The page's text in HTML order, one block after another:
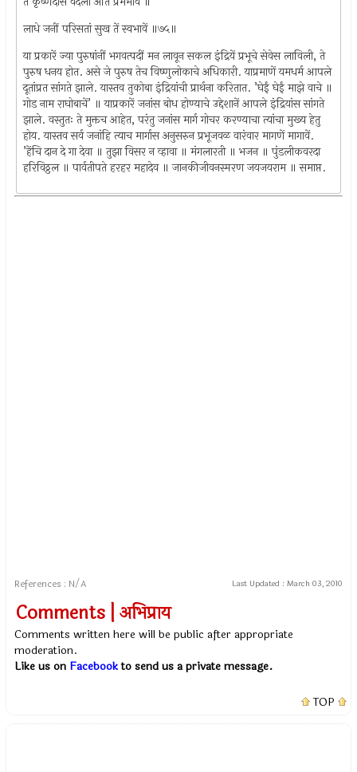
लाधे जनीं परिसतां सुख तें स्वभावें ॥७५॥
या प्रकारें ज्या पुरुषांनीं भगवत्पदीं मन लावून सकल इंद्रियें प्रभूचे सेवेस लाविली, ते
पुरुष धनय होत. असे जे पुरुष तेच विष्णुलोकाचे अधिकारी. याप्रमाणें यमधर्म आपले
दूतांप्रत सांगते झाले. यास्तव तुकोबा इंद्रियांची प्रार्थना करितात. ’घेईं घेईं माझे वाचे ॥
गोड नाम राघोबाचें’ ॥ याप्रकारें जनांस बोध होण्याचे उद्देशानें आपले इंद्रियांस सांगते
झाले. वस्तुतः ते मुक्तच आहेत, परंतु जनांस मार्ग गोचर करण्याचा त्यांचा मुख्य हेतु
होय. यास्तव सर्व जनांहि त्याच मार्गास अनुसरुन प्रभूजवळ वारंवार मागणें मागावें.
’हेंचि दान दे गा देवा ॥ तुझा विसर न व्हावा ॥ मंगलारती ॥ भजन ॥ पुंडलीकवरदा
हरिविठ्ठल ॥ पार्वतीपते हरहर महादेव ॥ जानकीजीवनस्मरण जयजयराम ॥ समाप्त.
References : N/A Last Updated : March 03, 2010
Comments | अभिप्राय
Comments written here will be public after appropriate
moderation.
Like us on Facebookto send us a private message.
TOP